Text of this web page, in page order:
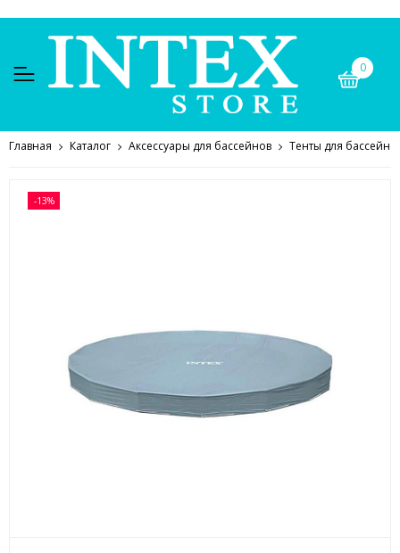
0
Главная Каталог Аксессуары для бассейнов Тенты для
-13%